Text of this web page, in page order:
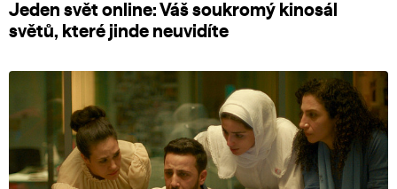
Jeden svět online: Váš soukromý kinosál
světů, které jinde neuvidíte